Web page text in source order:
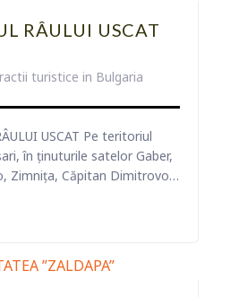
RÂULUI USCAT
turistice in Bulgaria
USCAT Pe teritoriul
în ținuturile satelor Gaber,
Zimnița, Căpitan Dimitrovo…